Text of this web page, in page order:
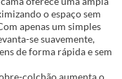
o espaço sem
apenas um simples
se suavemente,
de forma rápida e sem